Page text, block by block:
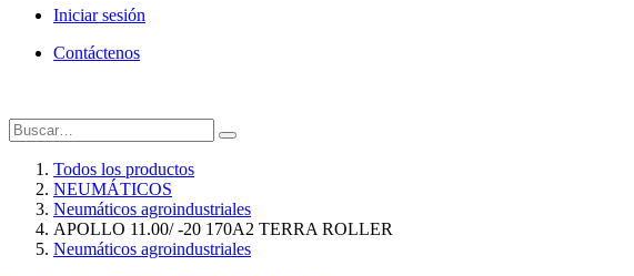
Iniciar sesión
Contáctenos
Todos los productos
NEUMÁTICOS
Neumáticos agroindustriales
APOLLO 11.00/ -20 170A2 TERRA ROLLER
Neumáticos agroindustriales